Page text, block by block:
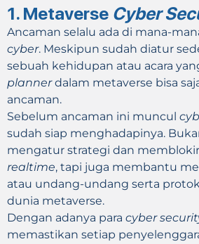
1. Metaverse Cyber
Ancaman selalu ada di mana-
cyber. Meskipun sudah diatur
sebuah kehidupan atau acara
planner dalam metaverse bisa
ancaman.
Sebelum ancaman ini muncul
sudah siap menghadapinya.
mengatur strategi dan
realtime, tapi juga membantu
atau undang-undang serta
dunia metaverse.
Dengan adanya para cyber
memastikan setiap